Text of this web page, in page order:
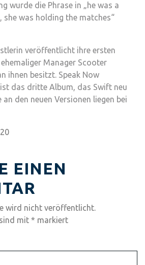
wurde die Phrase in „he was a
was holding the matches“
veröffentlicht ihre ersten
Manager Scooter
ihnen besitzt. Speak Now
das dritte Album, das Swift neu
an den neuen Versionen liegen bei
EINEN
wird nicht veröffentlicht.
mit * markiert